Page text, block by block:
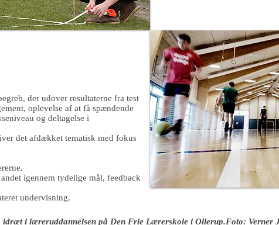
der udover resultaterne fra test
oplevelse af at få spændende
og deltagelse i
det afdækket tematisk med fokus
igennem tydelige mål, feedback
undervisning.
i læreruddannelsen på Den Frie Lærerskole i Ollerup.Foto: Verner